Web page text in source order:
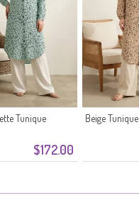
$172.00
Tunique Beige Tunique